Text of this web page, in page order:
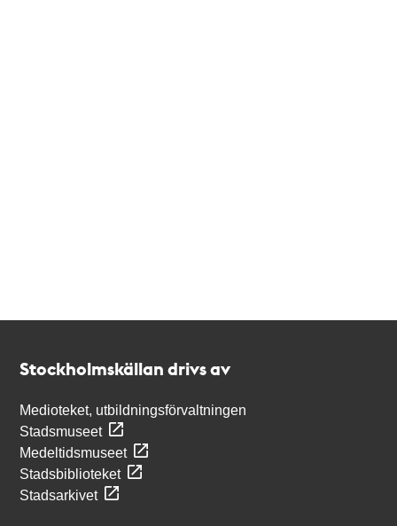
Stockholmskällan drivs av
Medioteket, utbildningsförvaltningen
Stadsmuseet
Medeltidsmuseet
Stadsbiblioteket
Stadsarkivet